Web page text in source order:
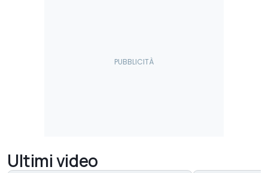
Ultimi video